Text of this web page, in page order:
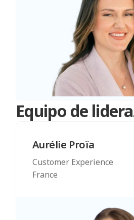
Equipo de
Aurélie Proïa
Customer Experience
France